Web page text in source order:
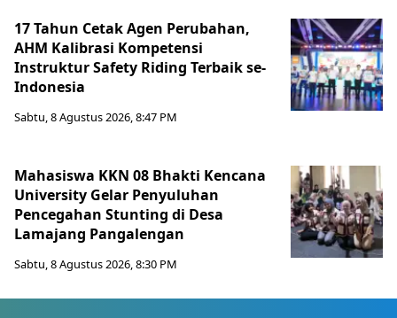
17 Tahun Cetak Agen Perubahan,
AHM Kalibrasi Kompetensi
Instruktur Safety Riding Terbaik se-
Indonesia
Sabtu, 8 Agustus 2026, 8:47 PM
Mahasiswa KKN 08 Bhakti Kencana
University Gelar Penyuluhan
Pencegahan Stunting di Desa
Lamajang Pangalengan
Sabtu, 8 Agustus 2026, 8:30 PM